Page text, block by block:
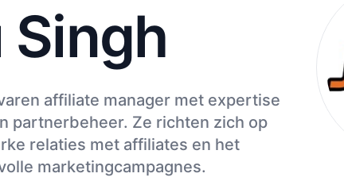
affiliate manager met expertise
partnerbeheer. Ze richten zich op
relaties met affiliates en het
marketingcampagnes.